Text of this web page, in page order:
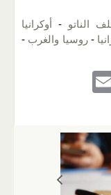
الناتو - أوكرانيا
-روسيا والغرب -